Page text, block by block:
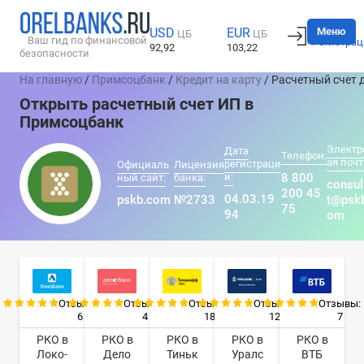
Ваш гид по финансовой
безопасности
USD ЦБ
92,92
EUR ЦБ
103,22
Вход
Меню
На главную / Примсоцбанк / Кредит на карту / Расчетный счет
Открыть расчетный счет ИП в
Примсоцбанк
Официаль
ный сайт:
pskb.com
Лицензия
банка:
№2733
Дата
регистраци
и:
04.03.19
94
Телефон:
8 800
200 45
75
ая
om
Отзывы:
6
РКО в
Локо-
Отзывы:
4
РКО в
Дело
Отзывы:
18
РКО в
Тиньк
Отзывы:
12
РКО в
Уралс
Отзывы:
7
РКО в
ВТБ